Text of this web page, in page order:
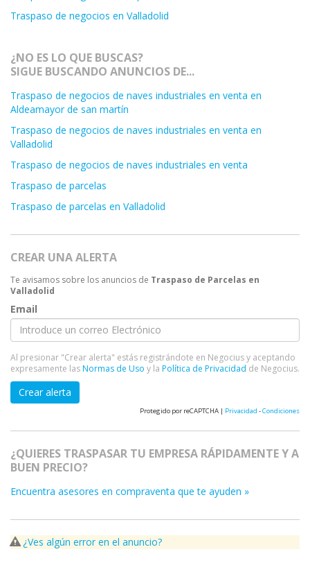
Traspaso de negocios en Valladolid
¿NO ES LO QUE BUSCAS?
SIGUE BUSCANDO ANUNCIOS DE...
Traspaso de negocios de naves industriales en venta en
Aldeamayor de san martín
Traspaso de negocios de naves industriales en venta en
Valladolid
Traspaso de negocios de naves industriales en venta
Traspaso de parcelas
Traspaso de parcelas en Valladolid
CREAR UNA ALERTA
Te avisamos sobre los anuncios de Traspaso de Parcelas en
Valladolid
Email
Al presionar "Crear alerta" estás registrándote en Negocius y aceptando
expresamente lasNormas de Uso y la Política de Privacidad de Negocius.
Crear alerta
Protegido por reCAPTCHA | Privacidad -Condiciones
¿QUIERES TRASPASAR TU EMPRESA RÁPIDAMENTE Y A
BUEN PRECIO?
Encuentra asesores en compraventa que te ayuden »
¿Ves algún error en el anuncio?